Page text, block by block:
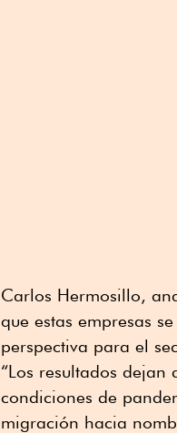
Carlos Hermosillo,
que estas empresas
perspectiva para el
“Los resultados
condiciones de
migración hacia